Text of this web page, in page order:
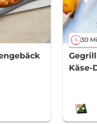
30
Käse-